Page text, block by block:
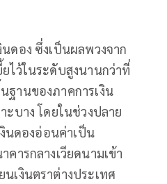
ดอง ซึ่งเป็นผลพวงจาก
ไว้ในระดับสูงนานกว่าที่
านของภาคการเงิน
ะบาง โดยในช่วงปลาย
นดองอ่อนค่าเป็น
ารกลางเวียดนามเข้า
เงินตราต่างประเทศ